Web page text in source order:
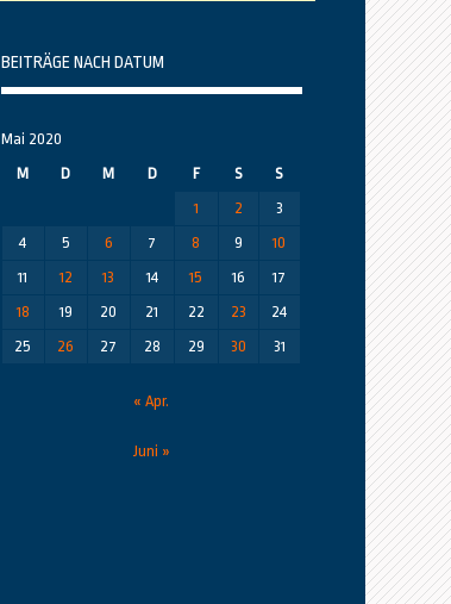
BEITRÄGE NACH DATUM
Mai 2020
M
D M D F S
S
1
2
3
4
5 6 7 8 9
10
11
12 13 14 15 16
17
18
19 20 21 22 23
24
25
26 27 28 29 30 31
« Apr.
Juni »